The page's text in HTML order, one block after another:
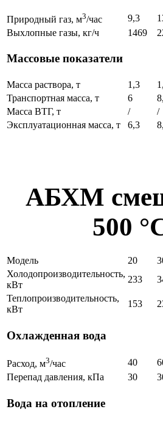
Природный газ, м3/час 9,3
Выхлопные газы, кг/ч
1469
Массовые показатели
Масса раствора, т 1,3
Транспортная масса, т
6
Масса ВТГ, т
/ /
Эксплуатационная масса, т
6,3
АБХМ
500
Модель 20
Холодопроизводительность,
кВт
233
Теплопроизводительность,
кВт
153
Охлажденная вода
Расход, м3/час 40
Перепад давления, кПа
30
Вода на отопление